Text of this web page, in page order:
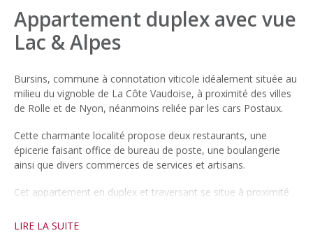
Appartement duplex avec vue
Lac & Alpes
Bursins, commune à connotation viticole idéalement située au
milieu du vignoble de La Côte Vaudoise, à proximité des villes
de Rolle et de Nyon, néanmoins reliée par les cars Postaux.
Cette charmante localité propose deux restaurants, une
épicerie faisant office de bureau de poste, une boulangerie
ainsi que divers commerces de services et artisans.
Cet appartement en duplex et traversant se situe à proximité
Alpes.
LIRE LA SUITE